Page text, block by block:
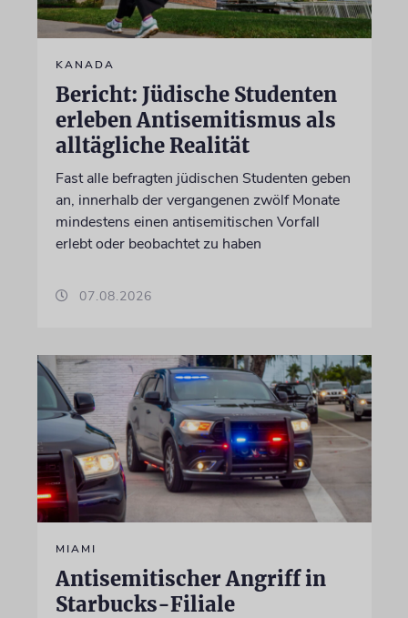
KANADA
Bericht: Jüdische Studenten
erleben Antisemitismus als
alltägliche Realität
Fast alle befragten jüdischen Studenten geben
an, innerhalb der vergangenen zwölf Monate
mindestens einen antisemitischen Vorfall
erlebt oder beobachtet zu haben
07.08.2026
MIAMI
Antisemitischer Angriff in
Starbucks-Filiale